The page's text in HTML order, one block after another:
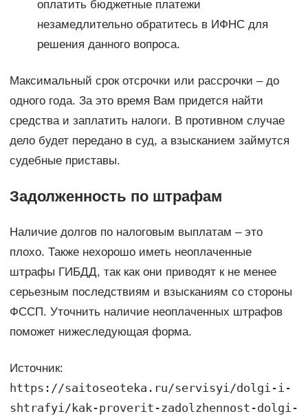
оплатить бюджетные платежи
незамедлительно обратитесь в ИФНС для
решения данного вопроса.
Максимальный срок отсрочки или рассрочки – до
одного года. За это время Вам придется найти
средства и заплатить налоги. В противном случае
дело будет передано в суд, а взысканием займутся
судебные приставы.
Задолженность по штрафам
Наличие долгов по налоговым выплатам – это
плохо. Также нехорошо иметь неоплаченные
штрафы ГИБДД, так как они приводят к не менее
серьезным последствиям и взысканиям со стороны
ФССП. Уточнить наличие неоплаченных штрафов
поможет нижеследующая форма.
Источник:
https://saitoseoteka.ru/servisyi/dolgi-i-
shtrafyi/kak-proverit-zadolzhennost-dolgi-